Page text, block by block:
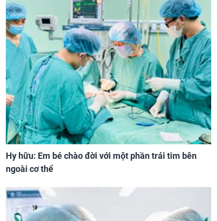
Hy hữu: Em bé chào đời với một phần trái tim bên
ngoài cơ thể